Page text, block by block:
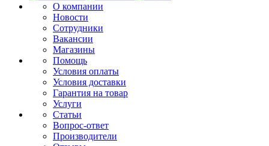
О компании
Новости
Сотрудники
Вакансии
Магазины
Помощь
Условия оплаты
Условия доставки
Гарантия на товар
Услуги
Статьи
Вопрос-ответ
Производители